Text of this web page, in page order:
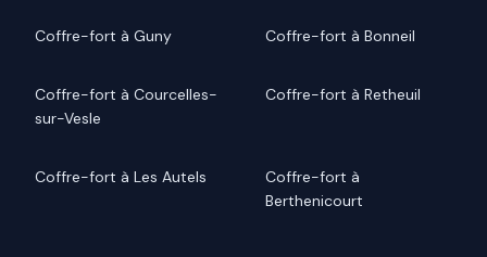
Coffre-fort à Guny Coffre-fort à Bonneil
Coffre-fort à Courcelles-
sur-Vesle
Coffre-fort à Retheuil
Coffre-fort à Les Autels
Coffre-fort à
Berthenicourt